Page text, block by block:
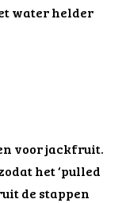
water helder
voor jackfruit.
het ‘pulled
de stappen